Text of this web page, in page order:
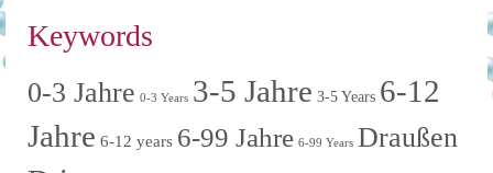
Keywords
0-3 Jahre 0-3 Years 3-5 Jahre 3-5 Years 6-12
Jahre 6-12 years 6-99 Jahre 6-99 Years Draußen